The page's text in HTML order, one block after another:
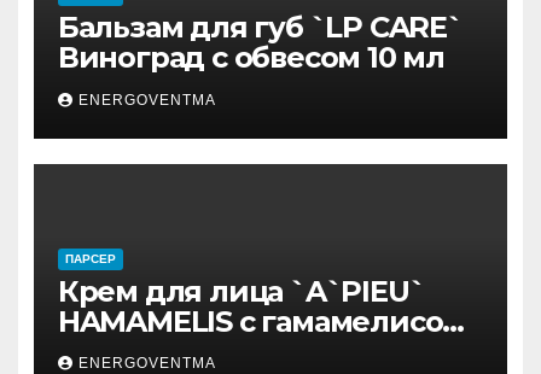
Бальзам для губ `LP CARE`
Виноград с обвесом 10 мл
ENERGOVENTMA
ПАРСЕР
Крем для лица `A`PIEU`
HAMAMELIS с гамамелисом
50 мл
ENERGOVENTMA